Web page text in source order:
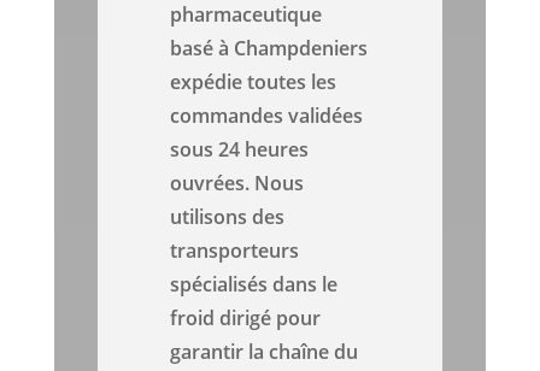
pharmaceutique
basé à Champdeniers
expédie toutes les
commandes validées
sous 24 heures
ouvrées. Nous
utilisons des
transporteurs
spécialisés dans le
froid dirigé pour
garantir la chaîne du